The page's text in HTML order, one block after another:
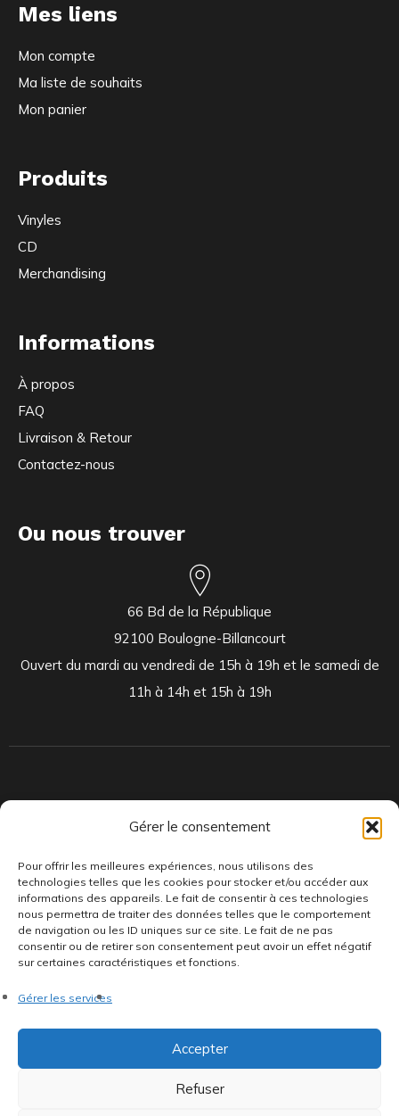
Gérer le consentement
Pour offrir les meilleures expériences, nous utilisons des
technologies telles que les cookies pour stocker et/ou accéder aux
informations des appareils. Le fait de consentir à ces technologies
nous permettra de traiter des données telles que le comportement
de navigation ou les ID uniques sur ce site. Le fait de ne pas
consentir ou de retirer son consentement peut avoir un effet négatif
sur certaines caractéristiques et fonctions.
Gérer les services
Accepter
Refuser
Mes liens
Mon compte
Ma liste de souhaits
Mon panier
Produits
Vinyles
CD
Merchandising
Informations
À propos
FAQ
Livraison & Retour
Contactez-nous
Ou nous trouver
66 Bd de la République
92100 Boulogne-Billancourt
Ouvert du mardi au vendredi de 15h à 19h et le samedi de
11h à 14h et 15h à 19h
toujours des pépites musicales, dont des vinyles rares et exclusifs.
confidentialité
Politique de cookies•Termes & Condition•Mentions légales